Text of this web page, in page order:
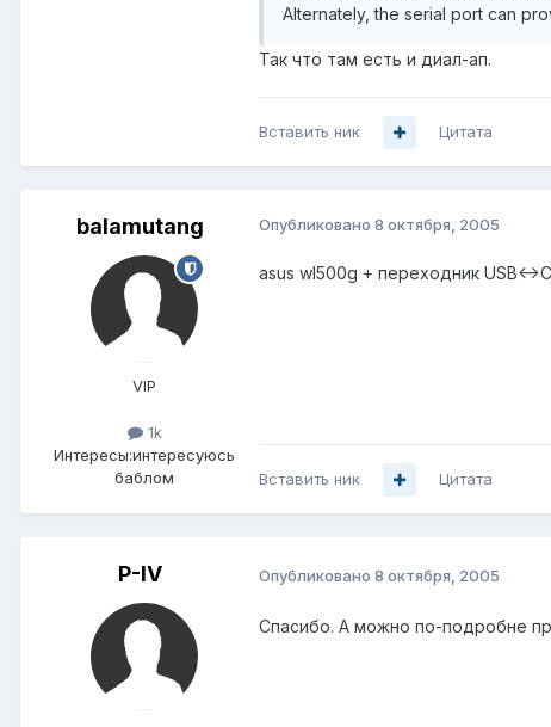
Alternately, the serial port can
Так что там есть и диал-ап.
Вставить ник Цитата
balamutang
VIP
1k
Интересы:интересуюсь
баблом
Опубликовано 8 октября, 2005
asus wl500g + переходник USB<-
Вставить ник Цитата
P-IV Опубликовано 8 октября, 2005
Спасибо. А можно по-подробне